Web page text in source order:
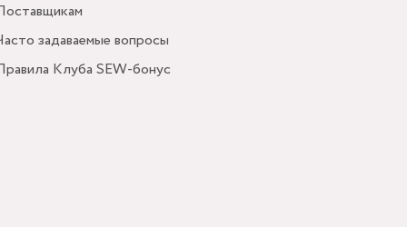
задаваемые вопросы
Клуба SEW-бонус